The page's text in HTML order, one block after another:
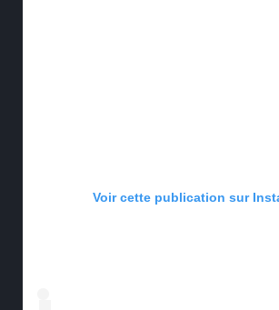
Voir cette publication sur